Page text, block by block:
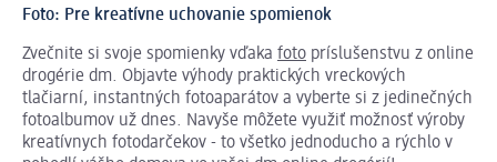
Foto: Pre kreatívne uchovanie spomienok
Zvečnite si svoje spomienky vďaka foto príslušenstvu z online
drogérie dm. Objavte výhody praktických vreckových
tlačiarní, instantných fotoaparátov a vyberte si z jedinečných
fotoalbumov už dnes. Navyše môžete využiť možnosť výroby
kreatívnych fotodarčekov - to všetko jednoducho a rýchlo v